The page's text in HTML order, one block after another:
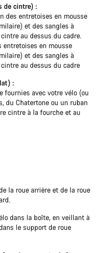
de cintre) :
des entretoises en mousse
et des sangles à
au dessus du cadre.
entretoises en mousse
et des sangles à
au dessus du cadre
:
fournies avec votre vélo (ou
du Chatertone ou un ruban
cintre à la fourche et au
la roue arrière et de la roue
dans la boîte, en veillant à
le support de roue